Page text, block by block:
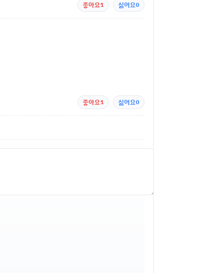
좋아요1 싫어요0
좋아요1 싫어요0